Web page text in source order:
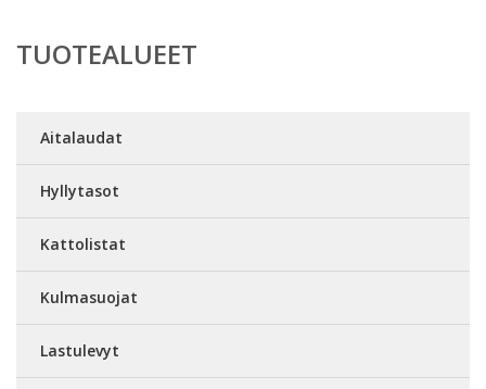
TUOTEALUEET
Aitalaudat
Hyllytasot
Kattolistat
Kulmasuojat
Lastulevyt